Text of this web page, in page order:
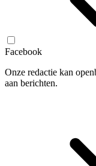
Facebook
Onze redactie kan
aan berichten.